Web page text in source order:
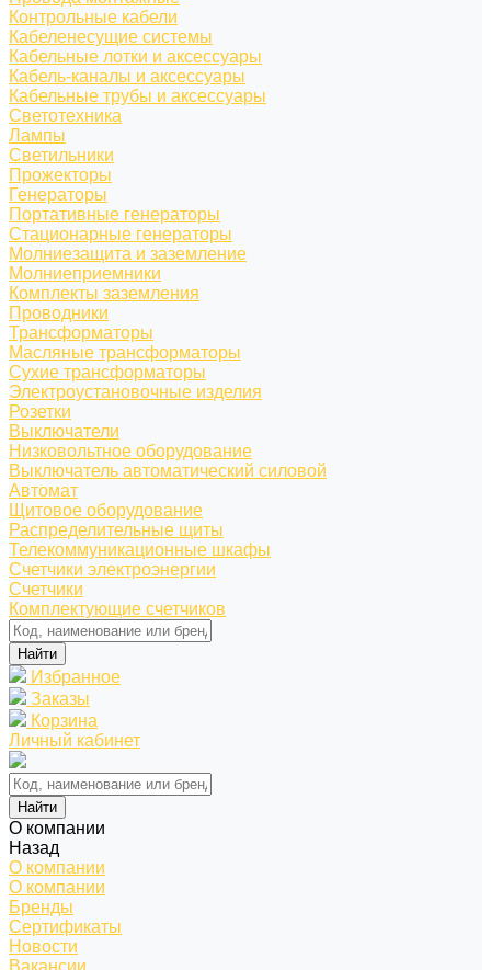
Контрольные кабели
Кабеленесущие системы
Кабельные лотки и аксессуары
Кабель-каналы и аксессуары
Кабельные трубы и аксессуары
Светотехника
Лампы
Светильники
Прожекторы
Генераторы
Портативные генераторы
Стационарные генераторы
Молниезащита и заземление
Молниеприемники
Комплекты заземления
Проводники
Трансформаторы
Масляные трансформаторы
Сухие трансформаторы
Электроустановочные изделия
Розетки
Выключатели
Низковольтное оборудование
Выключатель автоматический силовой
Автомат
Щитовое оборудование
Распределительные щиты
Телекоммуникационные шкафы
Счетчики электроэнергии
Счетчики
Комплектующие счетчиков
Найти
Избранное
Заказы
Корзина
Личный кабинет
Найти
О компании
Назад
О компании
О компании
Бренды
Сертификаты
Новости
Вакансии